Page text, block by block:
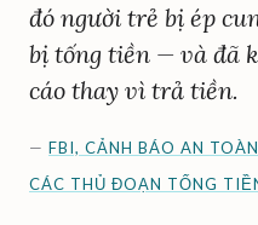
đó người trẻ bị ép
bị tống tiền — và đã
cáo thay vì trả tiền.
— FBI, CẢNH BÁO AN
CÁC THỦ ĐOẠN TỐNG